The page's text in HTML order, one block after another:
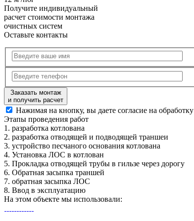
Получите индивидуальный
расчет стоимости монтажа
очистных систем
Оставьте контакты
Заказать монтаж
и получить расчет
Нажимая на кнопку, вы даете согласие на
Этапы проведения работ
1. разработка котлована
2. разработка отводящей и подводящей траншеи
3. устройство песчаного основания котлована
4. Установка ЛОС в котлован
5. Прокладка отводящей трубы в гильзе через дорогу
6. Обратная засыпка траншей
7. обратная засыпка ЛОС
8. Ввод в эксплуатацию
На этом объекте мы использовали: